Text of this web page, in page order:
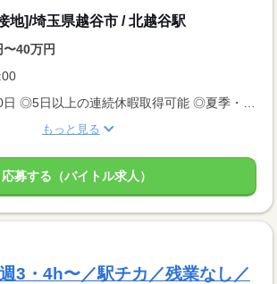
地]/埼玉県越谷市 / 北越谷駅
〜40万円
もっと見る
応募する（バイトル求人）
3・4h〜／駅チカ／残業なし／